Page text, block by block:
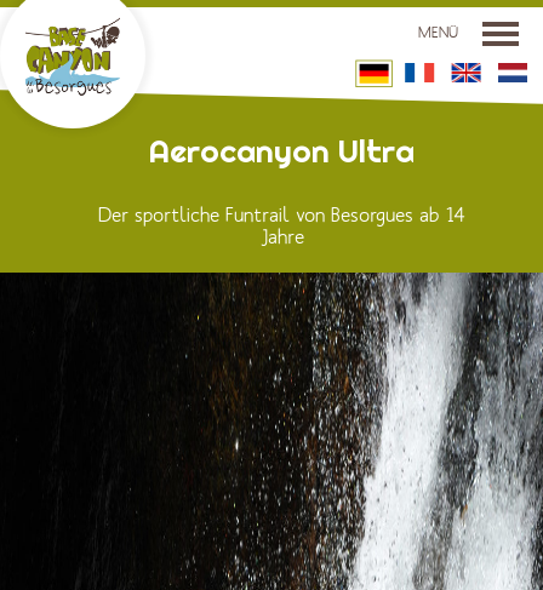
LAGE
PREISE UND RESERVIERUNG
KONTAKT
MENÜ
Aerocanyon Ultra
Der sportliche Funtrail von Besorgues ab 14
Jahre